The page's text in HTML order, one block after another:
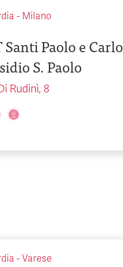
- Milano
Santi Paolo e Carlo
S. Paolo
Rudinì, 8
- Varese